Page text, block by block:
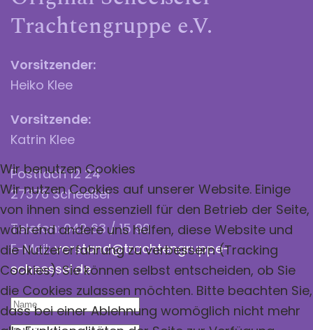
Trachtengruppe e.V.
Vorsitzender:
Heiko Klee
Vorsitzende:
Katrin Klee
Postfach 12 24
27376 Scheeßel
Telefon: 042 63 / 15 90
E-Mail:vorstand@trachtengruppe-
scheessel.de
Wir benutzen Cookies
Wir nutzen Cookies auf unserer Website. Einige
von ihnen sind essenziell für den Betrieb der Seite,
während andere uns helfen, diese Website und
die Nutzererfahrung zu verbessern (Tracking
Cookies). Sie können selbst entscheiden, ob Sie
die Cookies zulassen möchten. Bitte beachten Sie,
dass bei einer Ablehnung womöglich nicht mehr